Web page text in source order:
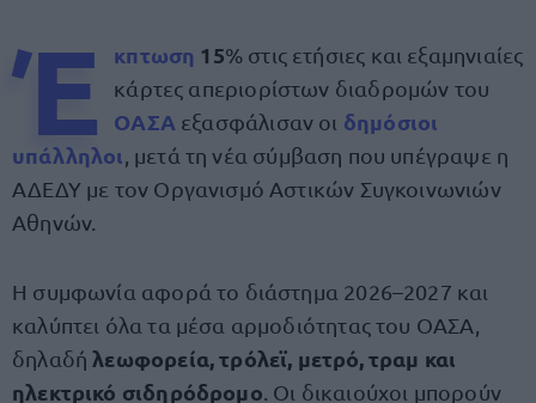
Έ κπτωση 15% στις ετήσιες και εξαμηνιαίες
κάρτες απεριορίστων διαδρομών του
ΟΑΣΑ εξασφάλισαν οι δημόσιοι
υπάλληλοι , μετά τη νέα σύμβαση που υπέγραψε η
ΑΔΕΔΥ με τον Οργανισμό Αστικών Συγκοινωνιών
Αθηνών.
Η συμφωνία αφορά το διάστημα 2026–2027 και
καλύπτει όλα τα μέσα αρμοδιότητας του ΟΑΣΑ,
δηλαδήλεωφορεία, τρόλεϊ, μετρό, τραμ και
ηλεκτρικό σιδηρόδρομο . Οι δικαιούχοι μπορούν